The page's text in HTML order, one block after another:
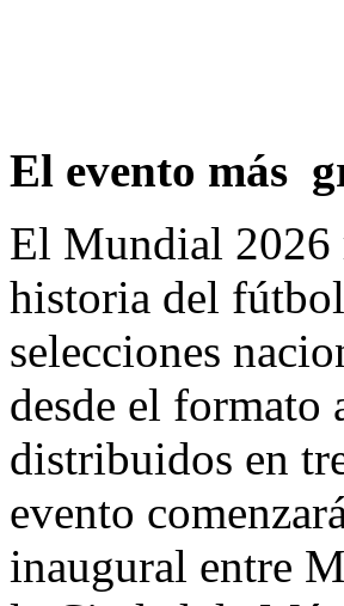
El evento más
El Mundial 2026
historia del
selecciones
desde el
distribuidos en
evento
inaugural entre